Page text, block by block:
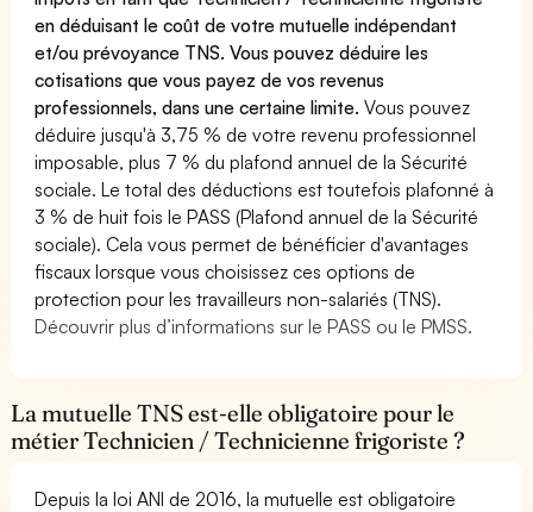
en déduisant le coût de votre mutuelle indépendant
et/ou prévoyance TNS. Vous pouvez déduire les
cotisations que vous payez de vos revenus
professionnels, dans une certaine limite.Vous pouvez
déduire jusqu'à 3,75 % de votre revenu professionnel
imposable, plus 7 % du plafond annuel de la Sécurité
sociale. Le total des déductions est toutefois plafonné à
3 % de huit fois le PASS (Plafond annuel de la Sécurité
sociale). Cela vous permet de bénéficier d'avantages
fiscaux lorsque vous choisissez ces options de
protection pour les travailleurs non-salariés (TNS).
Découvrir plus d’informations sur le PASS ou le PMSS.
La mutuelle TNS est-elle obligatoire pour le
métier Technicien / Technicienne frigoriste ?
Depuis la loi ANI de 2016, la mutuelle est obligatoire